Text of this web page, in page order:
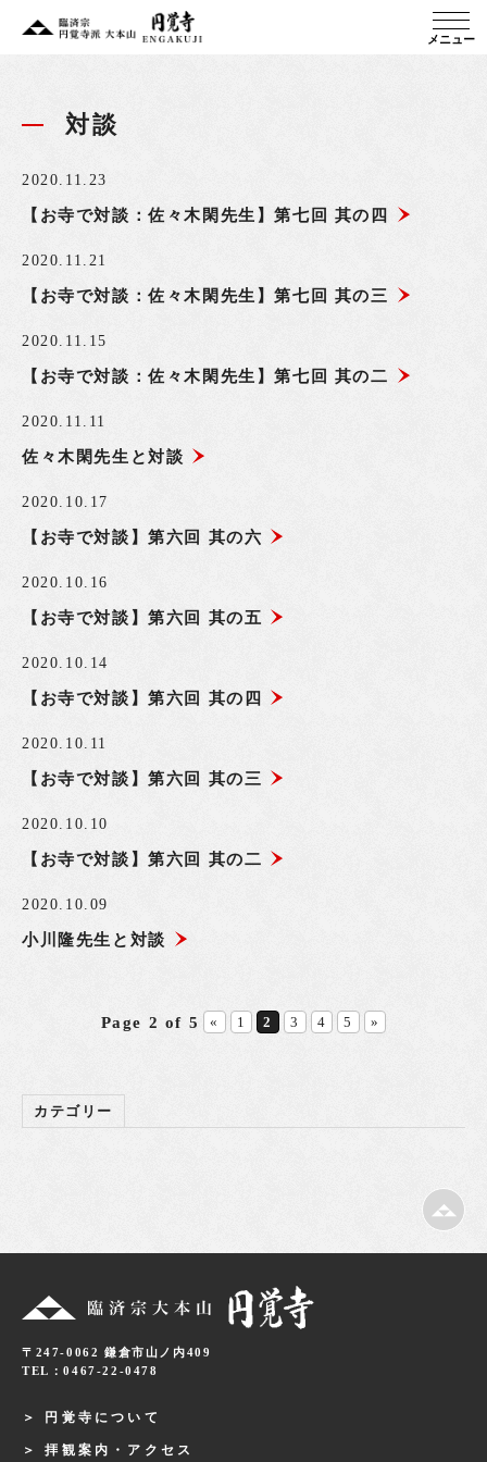
メニュー
対談
2020.11.23
【お寺で対談：佐々木閑先生】第七回 其の四
2020.11.21
【お寺で対談：佐々木閑先生】第七回 其の三
2020.11.15
【お寺で対談：佐々木閑先生】第七回 其の二
2020.11.11
佐々木閑先生と対談
2020.10.17
【お寺で対談】第六回 其の六
2020.10.16
【お寺で対談】第六回 其の五
2020.10.14
【お寺で対談】第六回 其の四
2020.10.11
【お寺で対談】第六回 其の三
2020.10.10
【お寺で対談】第六回 其の二
2020.10.09
小川隆先生と対談
Page 2 of 5 « 1 2 3 4 5 »
カテゴリー
〒247-0062 鎌倉市山ノ内409
TEL：0467-22-0478
円覚寺について
拝観案内・アクセス